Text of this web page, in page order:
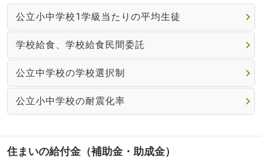
公立小中学校1学級当たりの平均生徒
学校給食、学校給食民間委託
公立中学校の学校選択制
公立小中学校の耐震化率
住まいの給付金（補助金・助成金）